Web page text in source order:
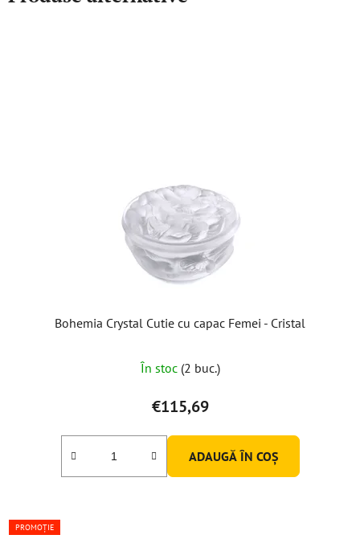
Bohemia Crystal Cutie cu capac Femei - Cristal
În stoc (2 buc.)
€115,69
ADAUGĂ ÎN COŞ
PROMOȚIE